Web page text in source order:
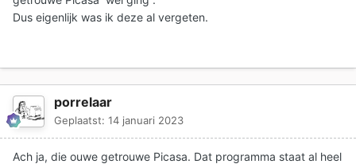
Dus eigenlijk was ik deze al vergeten.
porrelaar
Geplaatst: 14 januari 2023
Ach ja, die ouwe getrouwe Picasa. Dat programma staat al heel